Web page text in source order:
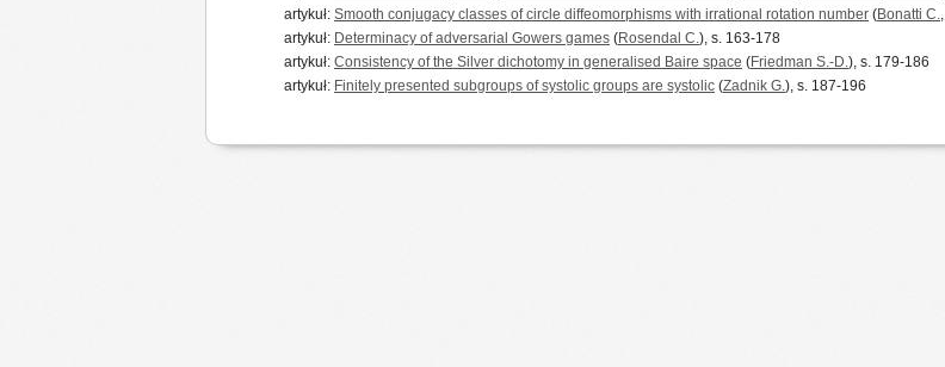
artykuł: Smooth conjugacy classes of circle diffeomorphisms with irrational rotation number (Bonatti C.,
artykuł: Determinacy of adversarial Gowers games (Rosendal C.), s. 163-178
artykuł: Consistency of the Silver dichotomy in generalised Baire space (Friedman S.-D.), s. 179-186
artykuł: Finitely presented subgroups of systolic groups are systolic (Zadnik G.), s. 187-196